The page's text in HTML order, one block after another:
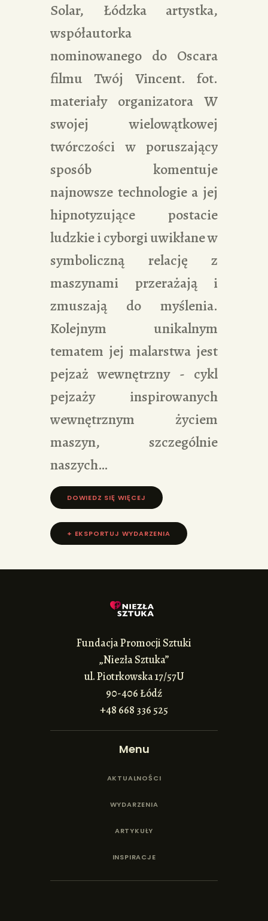
Solar, Łódzka artystka,
współautorka
nominowanego do Oscara
filmu Twój Vincent. fot.
materiały organizatora W
swojej wielowątkowej
twórczości w poruszający
sposób komentuje
najnowsze technologie a jej
hipnotyzujące postacie
ludzkie i cyborgi uwikłane w
symboliczną relację z
maszynami przerażają i
zmuszają do myślenia.
Kolejnym unikalnym
tematem jej malarstwa jest
pejzaż wewnętrzny - cykl
pejzaży inspirowanych
wewnętrznym życiem
maszyn, szczególnie
naszych…
DOWIEDZ SIĘ WIĘCEJ »
+ EKSPORTUJ WYDARZENIA
Fundacja Promocji Sztuki
„Niezła Sztuka”
ul. Piotrkowska 17/57U
90-406 Łódź
+48 668 336 525
Menu
AKTUALNOŚCI
WYDARZENIA
ARTYKUŁY
INSPIRACJE